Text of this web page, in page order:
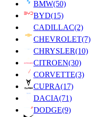
BMW(50)
BYD(15)
CADILLAC(2)
CHEVROLET(7)
CHRYSLER(10)
CITROEN(30)
CORVETTE(3)
CUPRA(17)
DACIA(71)
DODGE(9)